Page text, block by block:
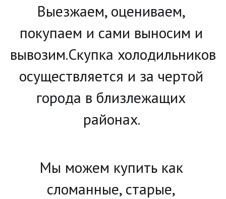
Выезжаем, оцениваем,
покупаем и сами выносим и
вывозим.Скупка холодильников
осуществляется и за чертой
города в близлежащих
районах.
Мы можем купить как
сломанные, старые,